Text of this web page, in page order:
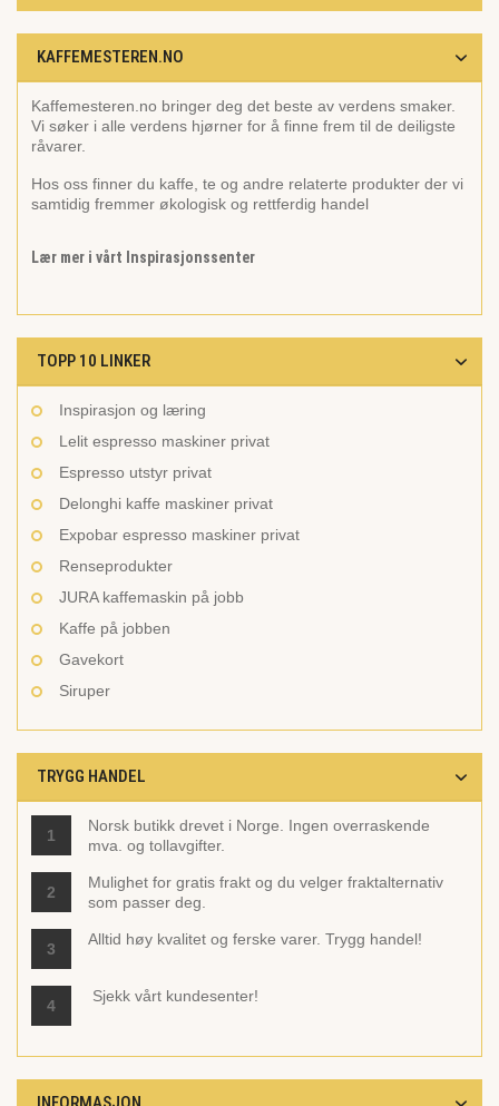
KAFFEMESTEREN.NO
Kaffemesteren.no bringer deg det beste av verdens smaker.
Vi søker i alle verdens hjørner for å finne frem til de deiligste
råvarer.
Hos oss finner du kaffe, te og andre relaterte produkter der vi
samtidig fremmer økologisk og rettferdig handel
Lær mer i vårt Inspirasjonssenter
TOPP 10 LINKER
Inspirasjon og læring
Lelit espresso maskiner privat
Espresso utstyr privat
Delonghi kaffe maskiner privat
Expobar espresso maskiner privat
Renseprodukter
JURA kaffemaskin på jobb
Kaffe på jobben
Gavekort
Siruper
TRYGG HANDEL
1
Norsk butikk drevet i Norge. Ingen overraskende
mva. og tollavgifter.
2
Mulighet for gratis frakt og du velger fraktalternativ
som passer deg.
3
Alltid høy kvalitet og ferske varer. Trygg handel!
4
Sjekk vårt kundesenter!